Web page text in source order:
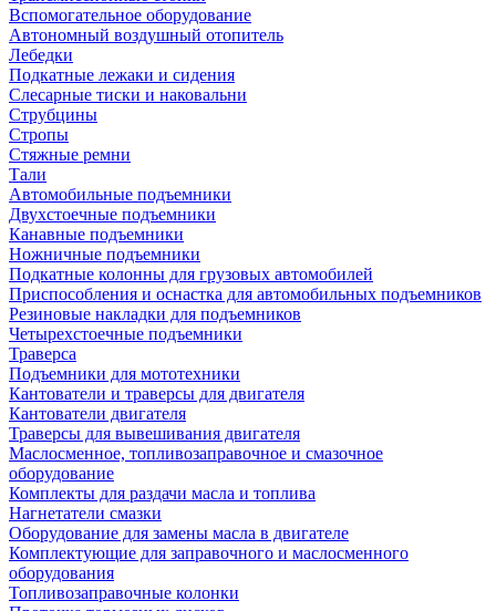
Вспомогательное оборудование
Автономный воздушный отопитель
Лебедки
Подкатные лежаки и сидения
Слесарные тиски и наковальни
Струбцины
Стропы
Стяжные ремни
Тали
Автомобильные подъемники
Двухстоечные подъемники
Канавные подъемники
Ножничные подъемники
Подкатные колонны для грузовых автомобилей
Приспособления и оснастка для автомобильных подъемников
Резиновые накладки для подъемников
Четырехстоечные подъемники
Траверса
Подъемники для мототехники
Кантователи и траверсы для двигателя
Кантователи двигателя
Траверсы для вывешивания двигателя
Маслосменное, топливозаправочное и смазочное
оборудование
Комплекты для раздачи масла и топлива
Нагнетатели смазки
Оборудование для замены масла в двигателе
Комплектующие для заправочного и маслосменного
оборудования
Топливозаправочные колонки